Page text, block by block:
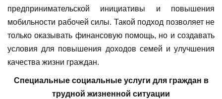
предпринимательской инициативы и повышения
мобильности рабочей силы. Такой подход позволяет не
только оказывать финансовую помощь, но и создавать
условия для повышения доходов семей и улучшения
качества жизни граждан.
Специальные социальные услуги для граждан в
трудной жизненной ситуации